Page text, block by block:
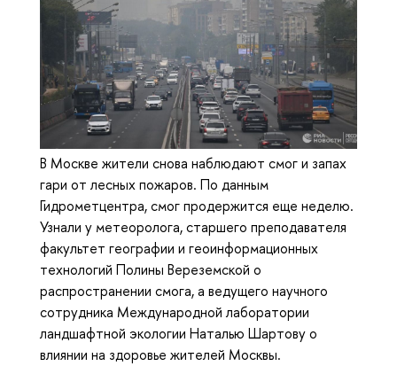
В Москве жители снова наблюдают смог и запах
гари от лесных пожаров. По данным
Гидрометцентра, смог продержится еще неделю.
Узнали у метеоролога, старшего преподавателя
факультет географии и геоинформационных
технологий Полины Вереземской о
распространении смога, а ведущего научного
сотрудника Международной лаборатории
ландшафтной экологии Наталью Шартову о
влиянии на здоровье жителей Москвы.